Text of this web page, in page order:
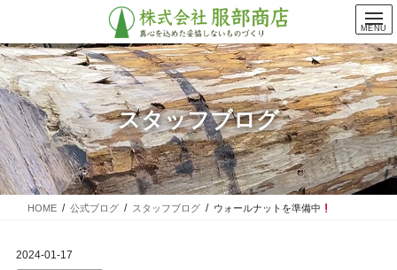
テ
ン
ツ
に
移
動
ゲ
ー
シ
ョ
ン
に
移
動
スタッフブログ
HOME 公式ブログ スタッフブログ ウォールナットを準備中
2024-01-17
MENU